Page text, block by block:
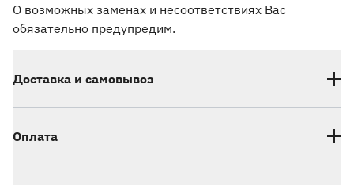
О возможных заменах и несоответствиях Вас
обязательно предупредим.
Доставка и самовывоз
Оплата